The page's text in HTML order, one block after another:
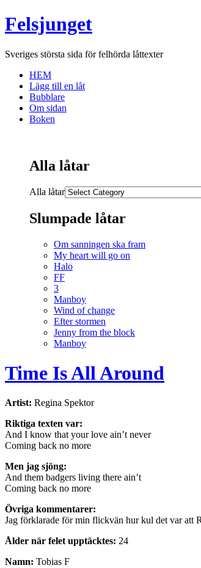
Felsjunget
Sveriges största sida för felhörda låttexter
HEM
Lägg till en låt
Bubblare
Om sidan
Boken
Alla låtar
Alla låtar
Slumpade låtar
Om sanningen ska fram
My heart will go on
Halo
FF
3
Manboy
Wind of change
Efter stormen
Jenny from the block
Manboy
Time Is All Around
Artist: Regina Spektor
Riktiga texten var:
And I know that your love ain’t never
Coming back no more
Men jag sjöng:
And them badgers living there ain’t
Coming back no more
Övriga kommentarer:
Jag förklarade för min flickvän hur kul det var att
Ålder när felet upptäcktes: 24
Namn: Tobias F